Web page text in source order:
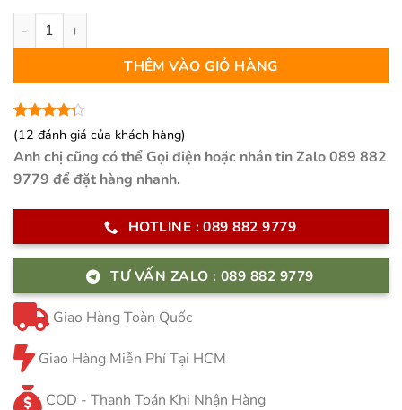
4.900.000 ₫.
Bàn trang điểm Ayala số lượng
THÊM VÀO GIỎ HÀNG
4.25 trên
5 dựa
trên
12
đánh
giá
(12 đánh giá của khách hàng)
Anh chị cũng có thể Gọi điện hoặc nhắn tin Zalo 089 882
9779 để đặt hàng nhanh.
HOTLINE : 089 882 9779
TƯ VẤN ZALO : 089 882 9779
Giao Hàng Toàn Quốc
Giao Hàng Miễn Phí Tại HCM
COD - Thanh Toán Khi Nhận Hàng